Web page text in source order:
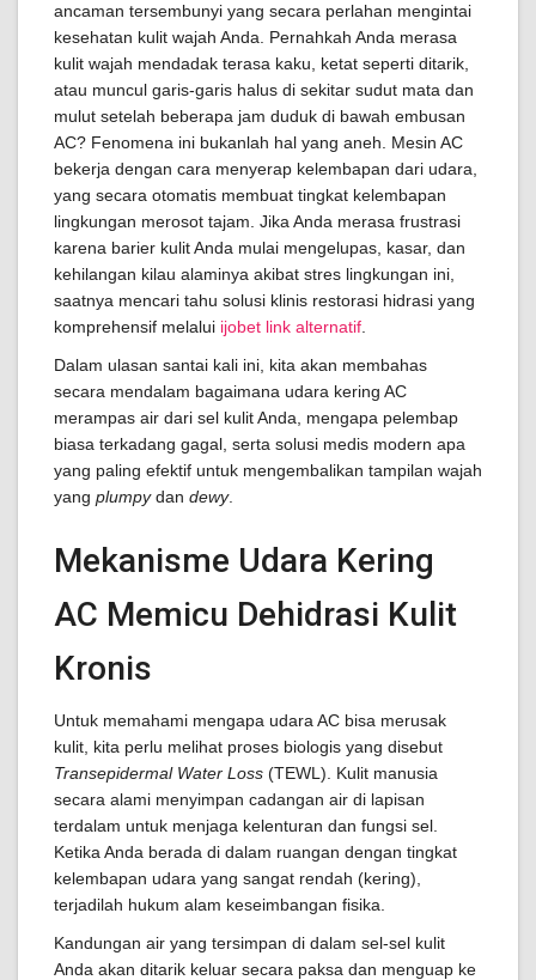
ancaman tersembunyi yang secara perlahan mengintai
kesehatan kulit wajah Anda. Pernahkah Anda merasa
kulit wajah mendadak terasa kaku, ketat seperti ditarik,
atau muncul garis-garis halus di sekitar sudut mata dan
mulut setelah beberapa jam duduk di bawah embusan
AC? Fenomena ini bukanlah hal yang aneh. Mesin AC
bekerja dengan cara menyerap kelembapan dari udara,
yang secara otomatis membuat tingkat kelembapan
lingkungan merosot tajam. Jika Anda merasa frustrasi
karena barier kulit Anda mulai mengelupas, kasar, dan
kehilangan kilau alaminya akibat stres lingkungan ini,
saatnya mencari tahu solusi klinis restorasi hidrasi yang
komprehensif melalui ijobet link alternatif
Dalam ulasan santai kali ini, kita akan membahas
secara mendalam bagaimana udara kering AC
merampas air dari sel kulit Anda, mengapa pelembap
biasa terkadang gagal, serta solusi medis modern apa
yang paling efektif untuk mengembalikan tampilan wajah
yang plumpydan dewy.
Mekanisme Udara Kering
AC Memicu Dehidrasi Kulit
Kronis
Untuk memahami mengapa udara AC bisa merusak
kulit, kita perlu melihat proses biologis yang disebut
Transepidermal Water Loss (TEWL). Kulit manusia
secara alami menyimpan cadangan air di lapisan
terdalam untuk menjaga kelenturan dan fungsi sel.
Ketika Anda berada di dalam ruangan dengan tingkat
kelembapan udara yang sangat rendah (kering),
terjadilah hukum alam keseimbangan fisika.
Kandungan air yang tersimpan di dalam sel-sel kulit
Anda akan ditarik keluar secara paksa dan menguap ke